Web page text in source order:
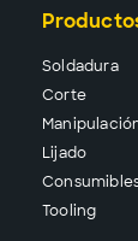
Soldadura
Corte
Manipu
Lijado
Consu
Tool ing